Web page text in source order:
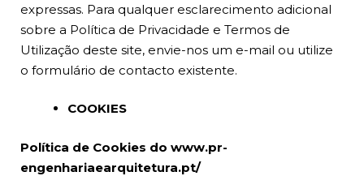
expressas. Para qualquer esclarecimento adicional
sobre a Política de Privacidade e Termos de
Utilização deste site, envie-nos um e-mail ou utilize
o formulário de contacto existente.
COOKIES
Política de Cookies do www.pr-
engenhariaearquitetura.pt/